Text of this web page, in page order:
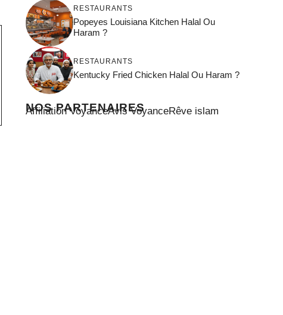
RESTAURANTS
Popeyes Louisiana Kitchen Halal Ou
Haram ?
RESTAURANTS
Kentucky Fried Chicken Halal Ou Haram ?
NOS PARTENAIRES
Affiliation VoyanceAvis VoyanceRêve islam